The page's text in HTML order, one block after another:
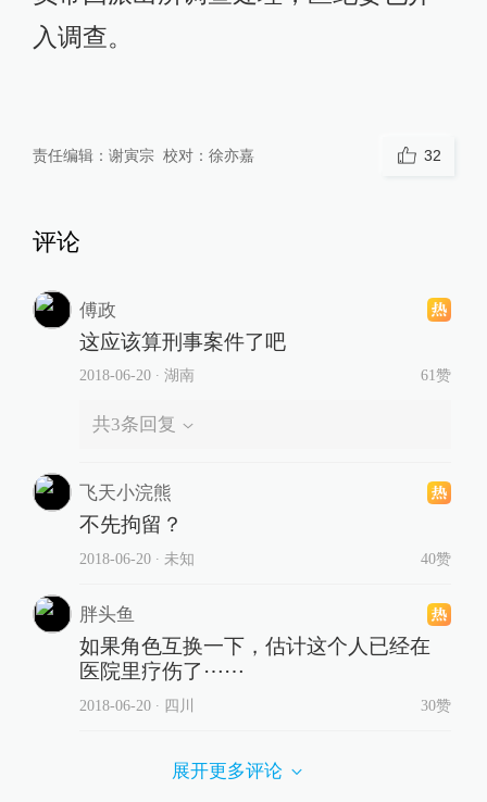
入调查。
责任编辑： 谢寅宗 校对： 徐亦嘉 32
评论
傅政
这应该算刑事案件了吧
2018-06-20∙ 湖南 61赞
共3条回复
飞天小浣熊
不先拘留？
2018-06-20∙ 未知 40赞
胖头鱼
如果角色互换一下，估计这个人已经在
医院里疗伤了⋯⋯
2018-06-20∙ 四川 30赞
展开更多评论